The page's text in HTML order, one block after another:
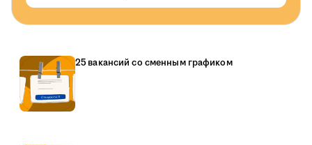
25 вакансий со сменным графиком